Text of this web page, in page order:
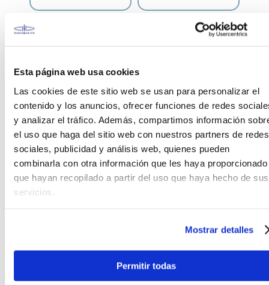
Esta página web usa cookies
Las cookies de este sitio web se usan para personalizar el
contenido y los anuncios, ofrecer funciones de redes
y analizar el tráfico. Además, compartimos información
el uso que haga del sitio web con nuestros partners de redes
sociales, publicidad y análisis web, quienes pueden
combinarla con otra información que les haya proporcionado
que hayan recopilado a partir del uso que haya hecho de sus
servicios.
Mostrar detalles
Permitir todas
CARACTERÍSTICAS DEL PRODUCTO
Las fundas para guitarra acústica de la serie 101 son
la opción perfecta para principiantes que llevan
sus instrumentos a clases o a sus primeras
actuaciones. Ligeras, asequibles y seguras, las
fundas IABB101 protegerán tu primer instrumento al
comienzo de tu trayectoria musical y más allá.